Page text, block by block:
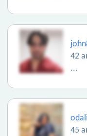
42
...
odali
45